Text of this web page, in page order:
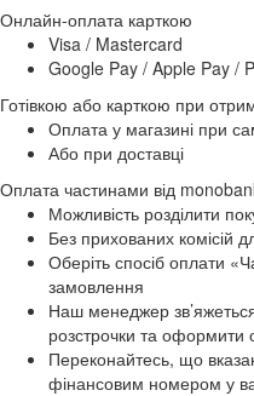
Онлайн-оплата карткою
Visa / Mastercard
Google Pay / Apple Pay /
Готівкою або карткою при
Оплата у магазині при
Або при доставці
Оплата частинами від
Можливість розділити
Без прихованих комісій
Оберіть спосіб оплати
замовлення
Наш менеджер
розстрочки та оформити
Переконайтесь, що
фінансовим номером у